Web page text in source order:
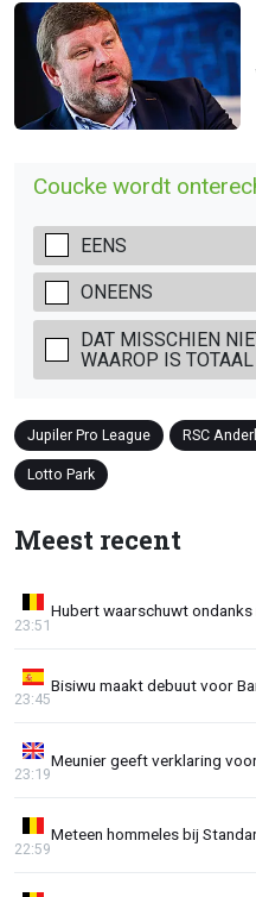
Coucke wordt
EENS
ONEENS
DAT MISSCHIEN
WAAROP IS
Jupiler Pro League RSC
Lotto Park
Meest recent
Hubert waarschuwt
23:51
Bisiwu maakt debuut voor
23:45
Meunier geeft verklaring
23:19
Meteen hommeles bij
22:59